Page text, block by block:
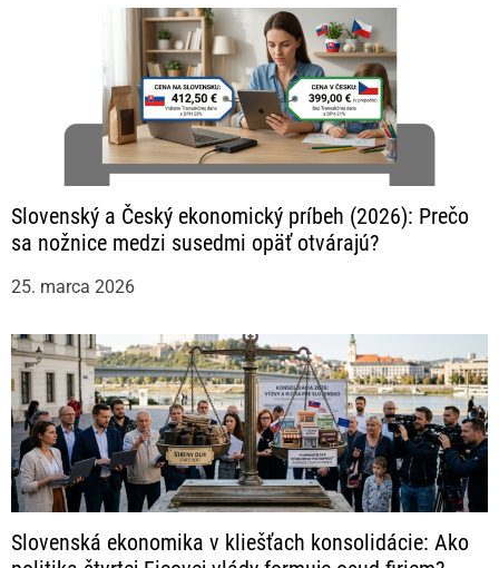
Slovenský a Český ekonomický príbeh (2026): Prečo
sa nožnice medzi susedmi opäť otvárajú?
25. marca 2026
Slovenská ekonomika v kliešťach konsolidácie: Ako